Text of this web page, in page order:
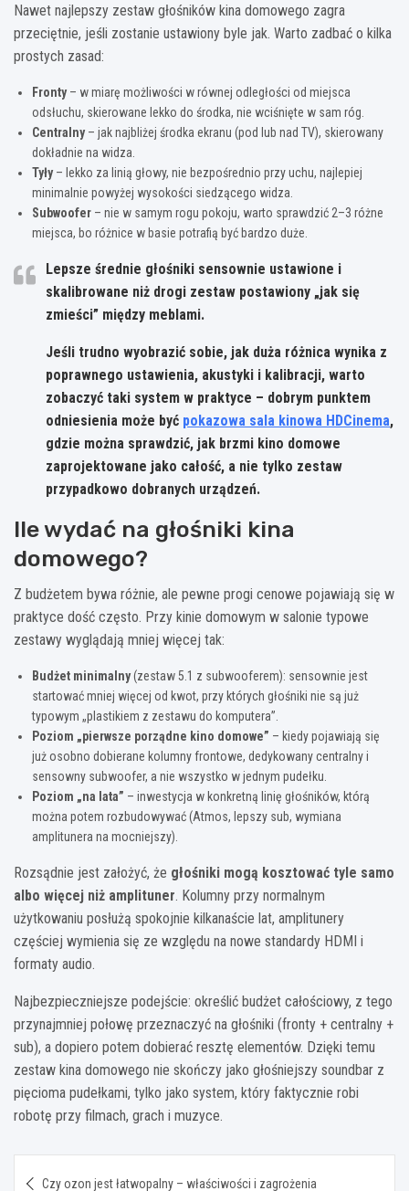
Nawet najlepszy zestaw głośników kina domowego zagra
przeciętnie, jeśli zostanie ustawiony byle jak. Warto zadbać o kilka
prostych zasad:
Fronty– w miarę możliwości w równej odległości od miejsca
odsłuchu, skierowane lekko do środka, nie wciśnięte w sam róg.
Centralny– jak najbliżej środka ekranu (pod lub nad TV), skierowany
dokładnie na widza.
Tyły– lekko za linią głowy, nie bezpośrednio przy uchu, najlepiej
minimalnie powyżej wysokości siedzącego widza.
Subwoofer – nie w samym rogu pokoju, warto sprawdzić 2–3 różne
miejsca, bo różnice w basie potrafią być bardzo duże.
Lepsze średnie głośniki sensownie ustawione i
skalibrowane niż drogi zestaw postawiony „jak się
zmieści” między meblami.
Jeśli trudno wyobrazić sobie, jak duża różnica wynika z
poprawnego ustawienia, akustyki i kalibracji, warto
zobaczyć taki system w praktyce – dobrym punktem
odniesienia może być pokazowa sala kinowa HDCinema,
gdzie można sprawdzić, jak brzmi kino domowe
zaprojektowane jako całość, a nie tylko zestaw
przypadkowo dobranych urządzeń.
Ile wydać na głośniki kina
domowego?
Z budżetem bywa różnie, ale pewne progi cenowe pojawiają się w
praktyce dość często. Przy kinie domowym w salonie typowe
zestawy wyglądają mniej więcej tak:
Budżet minimalny(zestaw 5.1 z subwooferem): sensownie jest
startować mniej więcej od kwot, przy których głośniki nie są już
typowym „plastikiem z zestawu do komputera”.
Poziom „pierwsze porządne kino domowe” – kiedy pojawiają się
już osobno dobierane kolumny frontowe, dedykowany centralny i
sensowny subwoofer, a nie wszystko w jednym pudełku.
Poziom „na lata” – inwestycja w konkretną linię głośników, którą
można potem rozbudowywać (Atmos, lepszy sub, wymiana
amplitunera na mocniejszy).
Rozsądnie jest założyć, że głośniki mogą kosztować tyle samo
albo więcej niż amplituner. Kolumny przy normalnym
użytkowaniu posłużą spokojnie kilkanaście lat, amplitunery
częściej wymienia się ze względu na nowe standardy HDMI i
formaty audio.
Najbezpieczniejsze podejście: określić budżet całościowy, z tego
przynajmniej połowę przeznaczyć na głośniki (fronty + centralny +
sub), a dopiero potem dobierać resztę elementów. Dzięki temu
zestaw kina domowego nie skończy jako głośniejszy soundbar z
pięcioma pudełkami, tylko jako system, który faktycznie robi
robotę przy filmach, grach i muzyce.
Czy ozon jest łatwopalny – właściwości i zagrożenia